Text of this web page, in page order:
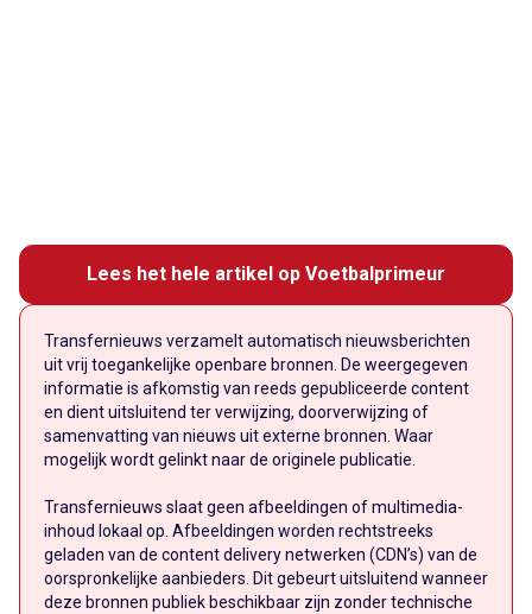
Lees het hele artikel op Voetbalprimeur
Transfernieuws verzamelt automatisch nieuwsberichten
uit vrij toegankelijke openbare bronnen. De weergegeven
informatie is afkomstig van reeds gepubliceerde content
en dient uitsluitend ter verwijzing, doorverwijzing of
samenvatting van nieuws uit externe bronnen. Waar
mogelijk wordt gelinkt naar de originele publicatie.
Transfernieuws slaat geen afbeeldingen of multimedia-
inhoud lokaal op. Afbeeldingen worden rechtstreeks
geladen van de content delivery netwerken (CDN’s) van de
oorspronkelijke aanbieders. Dit gebeurt uitsluitend wanneer
deze bronnen publiek beschikbaar zijn zonder technische